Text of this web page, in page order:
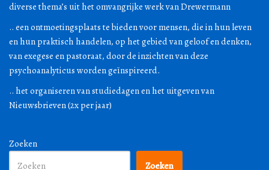
diverse thema’s uit het omvangrijke werk van Drewermann
.. een ontmoetingsplaats te bieden voor mensen, die in hun leven
en hun praktisch handelen, op het gebied van geloof en denken,
van exegese en pastoraat, door de inzichten van deze
psychoanalyticus worden geïnspireerd.
.. het organiseren van studiedagen en het uitgeven van
Nieuwsbrieven (2x per jaar)
Zoeken
Zoeken